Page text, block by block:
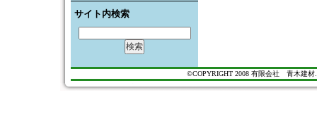
サイト内検索
©COPYRIGHT 2008 有限会社 青木建材.